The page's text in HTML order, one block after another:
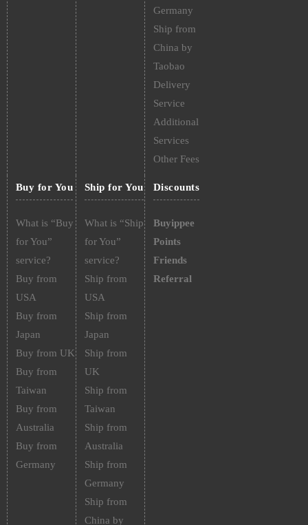
Germany
Ship from
China by
Taobao
Delivery
Service
Additional
Services
Other Fees
Buy for You
What is “Buy
for You”
service?
Buy from
USA
Buy from
Japan
Buy from UK
Buy from
Taiwan
Buy from
Australia
Buy from
Germany
Ship for You
What is “Ship
for You”
service?
Ship from
USA
Ship from
Japan
Ship from
UK
Ship from
Taiwan
Ship from
Australia
Ship from
Germany
Ship from
China by
Discounts
Buyippee
Points
Friends
Referral